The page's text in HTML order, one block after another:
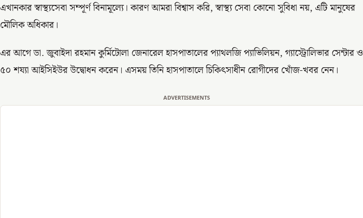
এখানকার স্বাস্থ্যসেবা সম্পূর্ণ বিনামূল্যে। কারণ আমরা বিশ্বাস করি, স্বাস্থ্য সেবা কোনো সুবিধা নয়, এটি মানুষের
মৌলিক অধিকার।
এর আগে ডা. জুবাইদা রহমান কুর্মিটোলা জেনারেল হাসপাতালের প্যাথলজি প্যাভিলিয়ন, গ্যাস্ট্রোলিভার সেন্টার ও
৫০ শয্যা আইসিইউর উদ্বোধন করেন। এসময় তিনি হাসপাতালে চিকিৎসাধীন রোগীদের খোঁজ-খবর নেন।
ADVERTISEMENTS